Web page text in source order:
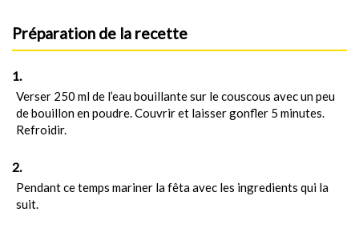
Préparation de la recette
Verser 250 ml de l’eau bouillante sur le couscous avec un peu
de bouillon en poudre. Couvrir et laisser gonfler 5 minutes.
Refroidir.
Pendant ce temps mariner la fêta avec les ingredients qui la
suit.